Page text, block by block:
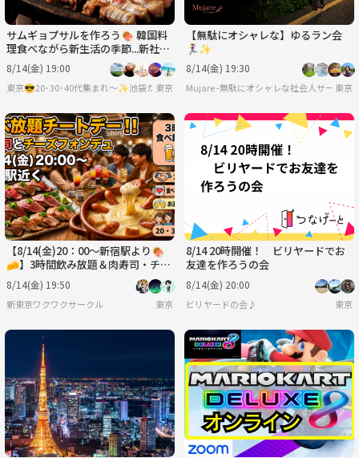
サムギョプサルを作ろう🍖 韓国料
理食べながら新生活の季節...新社会
もベテランも皆で交流しちゃおう
🌸
8/14(金) 19:00
東京
【無駄にオシャレな】ゆるラン会
🏃‍♀️✨
8/14(金) 19:30
Mujare -無駄にオシャレな社会人サークル-
東京
【8/14(金)20：00〜新宿駅より🍖
🧀】3時間飲み放題＆肉寿司・チー
ズフォンデュ食べ放題で気軽に友達
作り✨
8/14(金) 19:50
新東京ワクワクサークル 東京
8/14 20時開催！ ビリヤードでお
友達を作ろうの会
8/14(金) 20:00
ビリヤードの会♪ 東京